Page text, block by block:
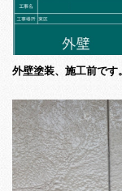
外壁塗装、施工前です。